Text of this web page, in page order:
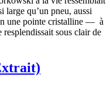
large qu’un pneu, aussi
une pointe cristalline — à
sous clair de